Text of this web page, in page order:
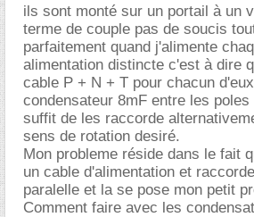
ils sont monté sur un portail à un
terme de couple pas de soucis
parfaitement quand j'alimente
alimentation distincte c'est à dire
cable P + N + T pour chacun
condensateur 8mF entre les
suffit de les raccorde
sens de rotation desiré.
Mon probleme réside dans le fait
un cable d'alimentation et
paralelle et la se pose mon petit
Comment faire avec les